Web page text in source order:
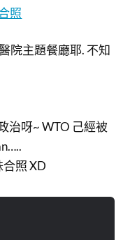
院主題餐廳耶. 不知
治呀~ WTO 己經被
照 XD